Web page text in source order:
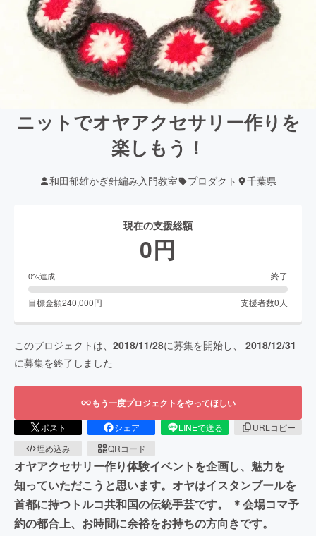
ニットでオヤアクセサリー作りを
楽しもう！
和田郁雄かぎ針編み入門教室 プロダクト 千葉県
現在の支援総額
0円
0%達成 終了
目標金額240,000円 支援者数0人
このプロジェクトは、 2018/11/28に募集を開始し、 2018/12/31
に募集を終了しました
もう一度プロジェクトをやってほしい
ポスト シェア LINEで送る
URLコピー
埋め込み
QRコード
オヤアクセサリー作り体験イベントを企画し、魅力を
知っていただこうと思います。オヤはイスタンブールを
首都に持つトルコ共和国の伝統手芸です。 ＊会場コマ予
約の都合上、お時間に余裕をお持ちの方向きです。